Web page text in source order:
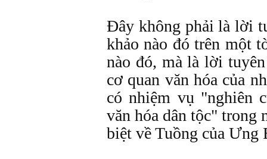
Đây không phải là lời
khảo nào đó trên một
nào đó, mà là lời
cơ quan văn hóa của
có nhiệm vụ "nghiên
văn hóa dân tộc" trong
biệt về Tuồng của